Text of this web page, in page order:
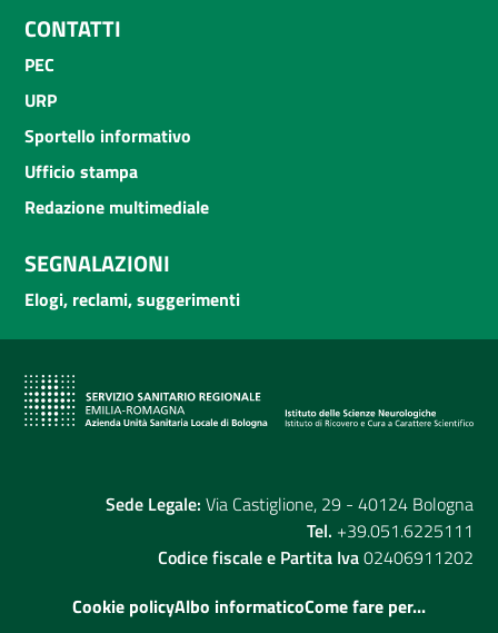
CONTATTI
PEC
URP
Sportello informativo
Ufficio stampa
Redazione multimediale
SEGNALAZIONI
Elogi, reclami, suggerimenti
Sede Legale: Via Castiglione, 29 - 40124 Bologna
Tel. +39.051.6225111
Codice fiscale e Partita Iva02406911202
Cookie policyAlbo informaticoCome fare per...